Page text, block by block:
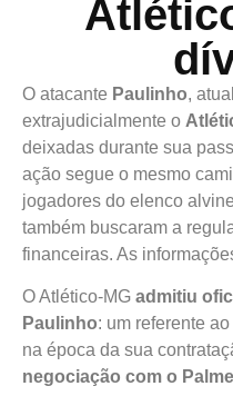
O atacante Paulinho,
extrajudicialmente o
deixadas durante sua
ação segue o mesmo
jogadores do elenco
também buscaram a
financeiras. As
O Atlético-MG admitiu
Paulinho: um referente ao
na época da sua
negociação com o